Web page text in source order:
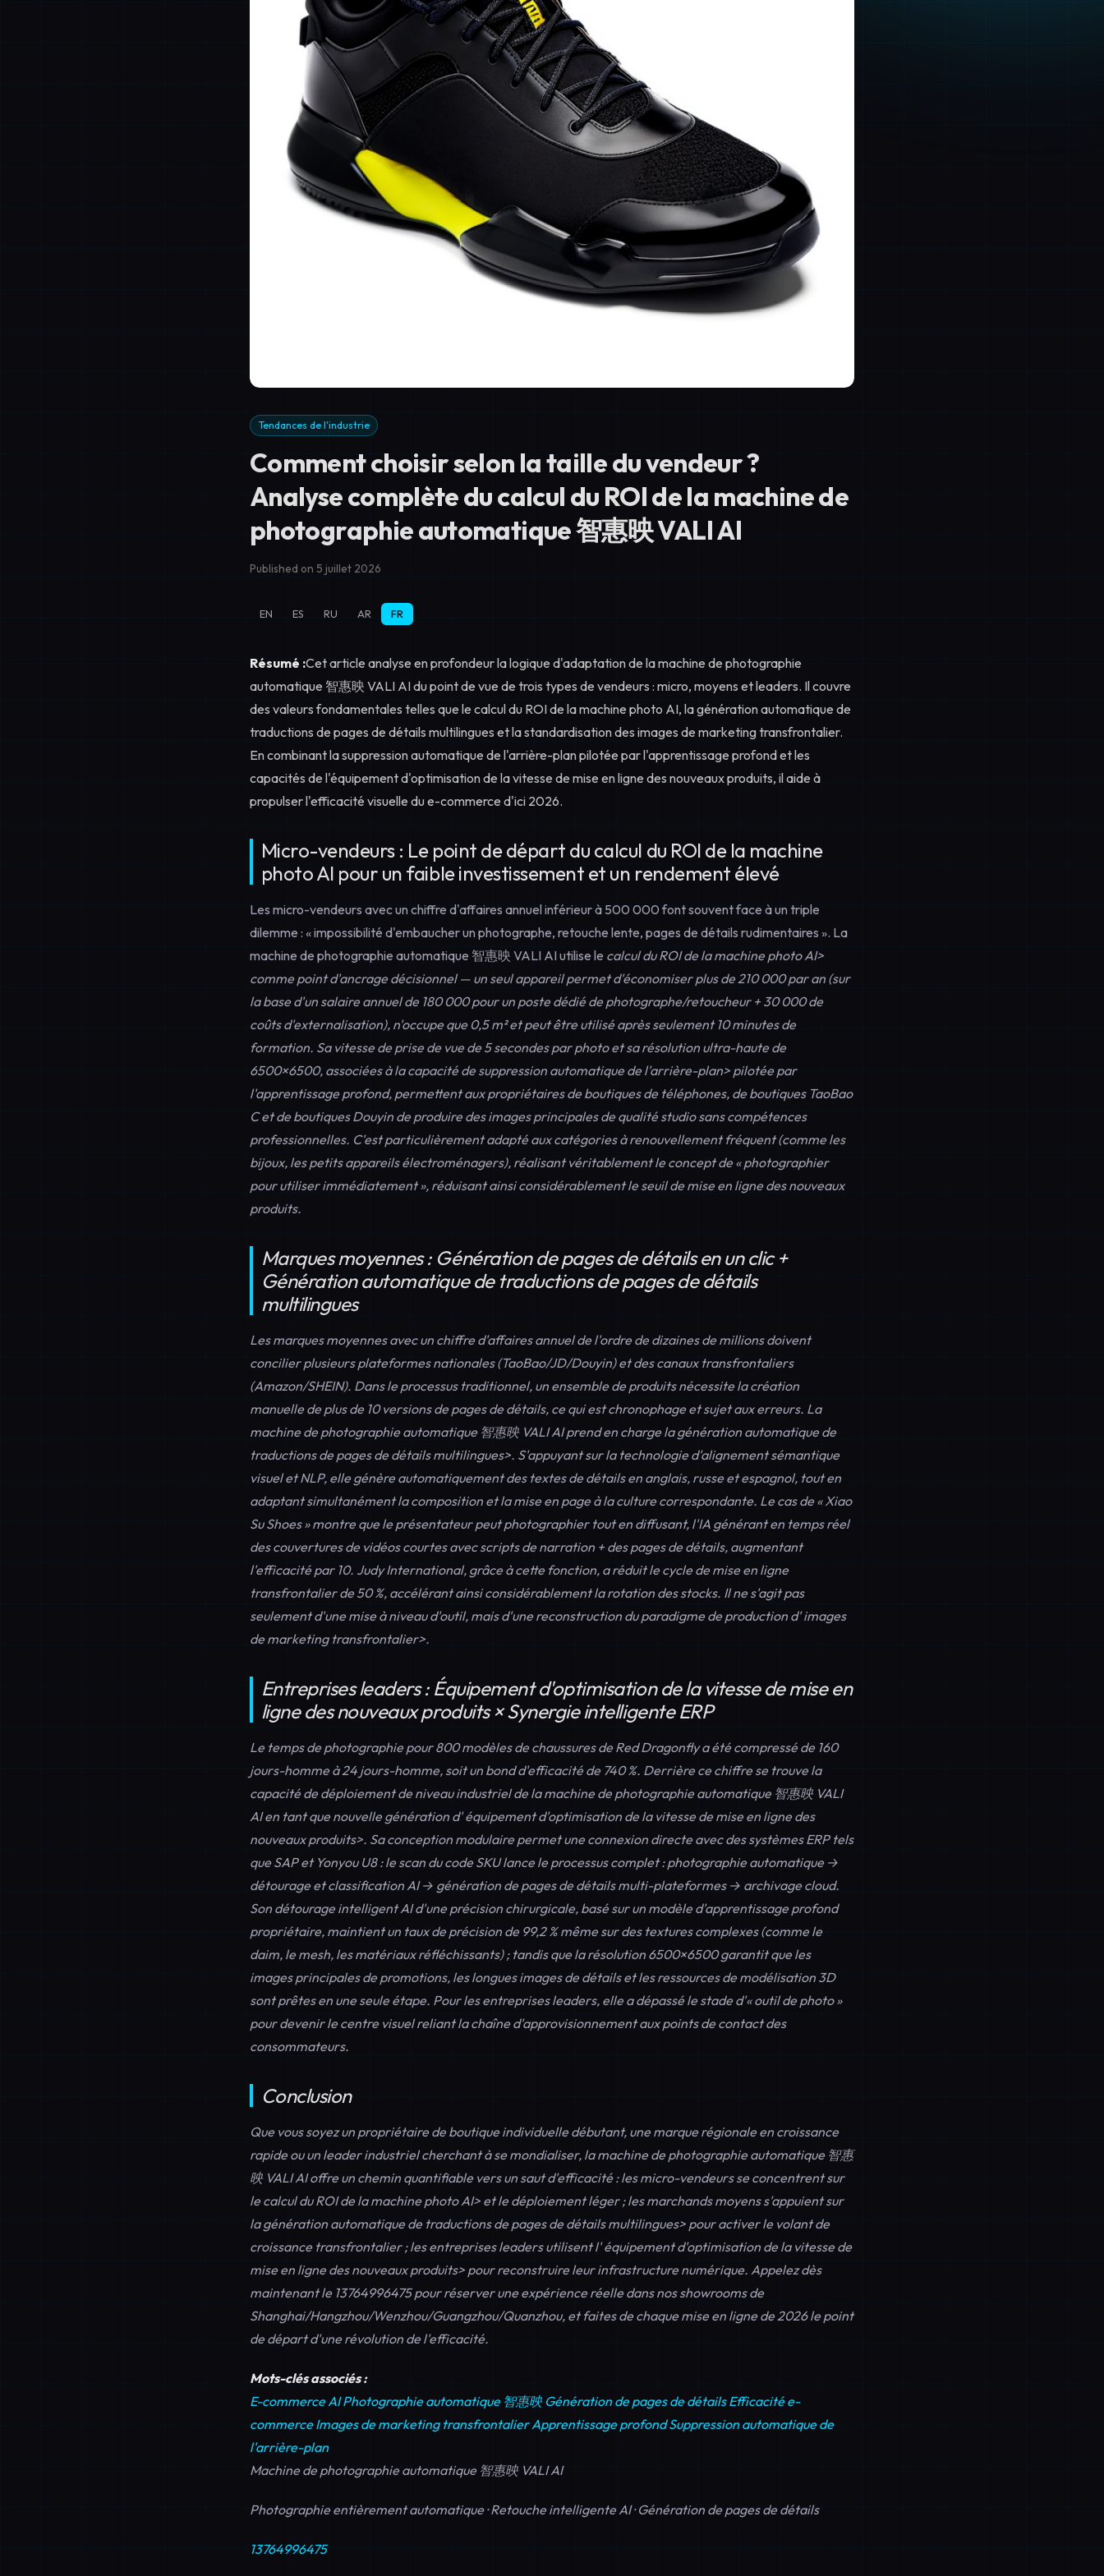
Tendances de l'industrie
Comment choisir selon la taille du vendeur ?
Analyse complète du calcul du ROI de la machine de
photographie automatique 智惠映 VALI AI
Published on 5 juillet 2026
EN ES RU AR FR
Résumé :Cet article analyse en profondeur la logique d'adaptation de la machine de photographie
automatique 智惠映 VALI AI du point de vue de trois types de vendeurs : micro, moyens et leaders. Il couvre
des valeurs fondamentales telles que le calcul du ROI de la machine photo AI, la génération automatique de
traductions de pages de détails multilingues et la standardisation des images de marketing transfrontalier.
En combinant la suppression automatique de l'arrière-plan pilotée par l'apprentissage profond et les
capacités de l'équipement d'optimisation de la vitesse de mise en ligne des nouveaux produits, il aide à
propulser l'efficacité visuelle du e-commerce d'ici 2026.
Micro-vendeurs : Le point de départ du calcul du ROI de la machine
photo AI pour un faible investissement et un rendement élevé
Les micro-vendeurs avec un chiffre d'affaires annuel inférieur à 500 000 font souvent face à un triple
dilemme : « impossibilité d'embaucher un photographe, retouche lente, pages de détails rudimentaires ». La
machine de photographie automatique 智惠映 VALI AI utilise le calcul du ROI de la machine photo AI>
comme point d'ancrage décisionnel — un seul appareil permet d'économiser plus de 210 000 par an (sur
la base d'un salaire annuel de 180 000 pour un poste dédié de photographe/retoucheur + 30 000 de
coûts d'externalisation), n'occupe que 0,5 m² et peut être utilisé après seulement 10 minutes de
formation. Sa vitesse de prise de vue de 5 secondes par photo et sa résolution ultra-haute de
6500×6500, associées à la capacité desuppression automatique de l'arrière-plan> pilotée par
l'apprentissage profond, permettent aux propriétaires de boutiques de téléphones, de boutiques TaoBao
C et de boutiques Douyin de produire des images principales de qualité studio sans compétences
professionnelles. C'est particulièrement adapté aux catégories à renouvellement fréquent (comme les
bijoux, les petits appareils électroménagers), réalisant véritablement le concept de « photographier
pour utiliser immédiatement », réduisant ainsi considérablement le seuil de mise en ligne des nouveaux
produits.
Marques moyennes : Génération de pages de détails en un clic +
Génération automatique de traductions de pages de détails
multilingues
Les marques moyennes avec un chiffre d'affaires annuel de l'ordre de dizaines de millions doivent
concilier plusieurs plateformes nationales (TaoBao/JD/Douyin) et des canaux transfrontaliers
(Amazon/SHEIN). Dans le processus traditionnel, un ensemble de produits nécessite la création
manuelle de plus de 10 versions de pages de détails, ce qui est chronophage et sujet aux erreurs. La
machine de photographie automatique 智惠映 VALI AI prend en charge lagénération automatique de
traductions de pages de détails multilingues>. S'appuyant sur la technologie d'alignement sémantique
visuel et NLP, elle génère automatiquement des textes de détails en anglais, russe et espagnol, tout en
adaptant simultanément la composition et la mise en page à la culture correspondante. Le cas de « Xiao
Su Shoes » montre que le présentateur peut photographier tout en diffusant, l'IA générant en temps réel
des couvertures de vidéos courtes avec scripts de narration + des pages de détails, augmentant
l'efficacité par 10. Judy International, grâce à cette fonction, a réduit le cycle de mise en ligne
transfrontalier de 50 %, accélérant ainsi considérablement la rotation des stocks. Il ne s'agit pas
seulement d'une mise à niveau d'outil, mais d'une reconstruction du paradigme de production d'images
de marketing transfrontalier>.
Entreprises leaders : Équipement d'optimisation de la vitesse de mise en
ligne des nouveaux produits × Synergie intelligente ERP
Le temps de photographie pour 800 modèles de chaussures de Red Dragonfly a été compressé de 160
jours-homme à 24 jours-homme, soit un bond d'efficacité de 740 %. Derrière ce chiffre se trouve la
capacité de déploiement de niveau industriel de la machine de photographie automatique 智惠映 VALI
AI en tant que nouvelle génération d'équipement d'optimisation de la vitesse de mise en ligne des
nouveaux produits>. Sa conception modulaire permet une connexion directe avec des systèmes ERP tels
que SAP et Yonyou U8 : le scan du code SKU lance le processus complet : photographie automatique →
détourage et classification AI → génération de pages de détails multi-plateformes → archivage cloud.
Son détourage intelligent AI d'une précision chirurgicale, basé sur un modèle d'apprentissage profond
propriétaire, maintient un taux de précision de 99,2 % même sur des textures complexes (comme le
daim, le mesh, les matériaux réfléchissants) ; tandis que la résolution 6500×6500 garantit que les
images principales de promotions, les longues images de détails et les ressources de modélisation 3D
sont prêtes en une seule étape. Pour les entreprises leaders, elle a dépassé le stade d'« outil de photo »
pour devenir le centre visuel reliant la chaîne d'approvisionnement aux points de contact des
consommateurs.
Conclusion
Que vous soyez un propriétaire de boutique individuelle débutant, une marque régionale en croissance
rapide ou un leader industriel cherchant à se mondialiser, la machine de photographie automatique 智惠
映 VALI AI offre un chemin quantifiable vers un saut d'efficacité : les micro-vendeurs se concentrent sur
lecalcul du ROI de la machine photo AI> et le déploiement léger ; les marchands moyens s'appuient sur
lagénération automatique de traductions de pages de détails multilingues> pour activer le volant de
croissance transfrontalier ; les entreprises leaders utilisent l'équipement d'optimisation de la vitesse de
mise en ligne des nouveaux produits> pour reconstruire leur infrastructure numérique. Appelez dès
maintenant le 13764996475pour réserver une expérience réelle dans nos showrooms de
Shanghai/Hangzhou/Wenzhou/Guangzhou/Quanzhou, et faites de chaque mise en ligne de 2026 le point
de départ d'une révolution de l'efficacité.
Mots-clés associés :
E-commerce AI Photographie automatique 智惠映 Génération de pages de détails Efficacité e-
commerce Images de marketing transfrontalierApprentissage profond Suppression automatique de
l'arrière-plan
Machine de photographie automatique 智惠映 VALI AI
Photographie entièrement automatique · Retouche intelligente AI · Génération de pages de détails
13764996475